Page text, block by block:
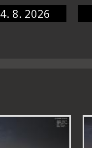
4. 8. 2026